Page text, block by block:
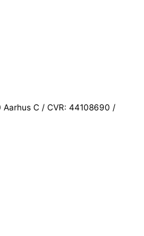
Aarhus C / CVR: 44108690 /